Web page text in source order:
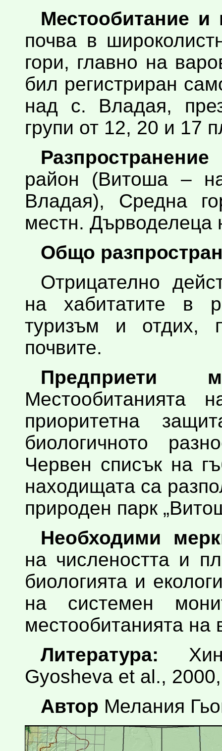
Местообитание и
почва в
гори, главно на
бил регистриран
над с. Владая,
групи от 12, 20 и 17
район (Витоша –
Владая), Средна
местн. Дърводелеца
Общо
Отрицателно
на хабитатите в
туризъм и отдих,
почвите.
Предприети
приоритетна
биологичното
Червен списък на
находищата са
природен парк
Необходими
на числеността и
биологията и
на системен
местообитанията на
Литература:
Gyosheva et al.,
Автор Мелания